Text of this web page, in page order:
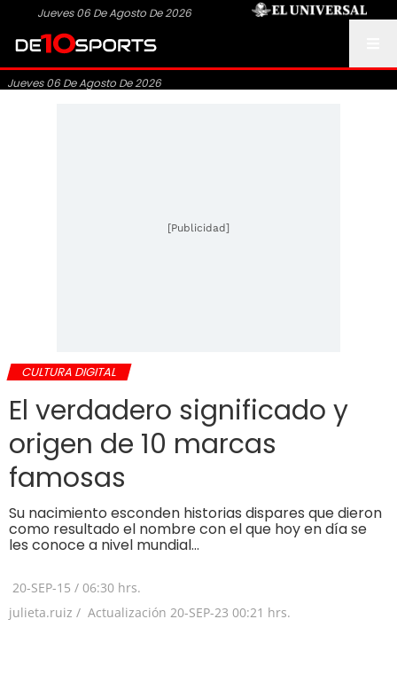
Jueves 06 De Agosto De 2026
Jueves 06 De Agosto De 2026
[Publicidad]
CULTURA DIGITAL
El verdadero significado y
origen de 10 marcas
famosas
Su nacimiento esconden historias dispares que dieron
como resultado el nombre con el que hoy en día se
les conoce a nivel mundial…
20-SEP-15 / 06:30 hrs.
julieta.ruiz / Actualización 20-SEP-23 00:21 hrs.